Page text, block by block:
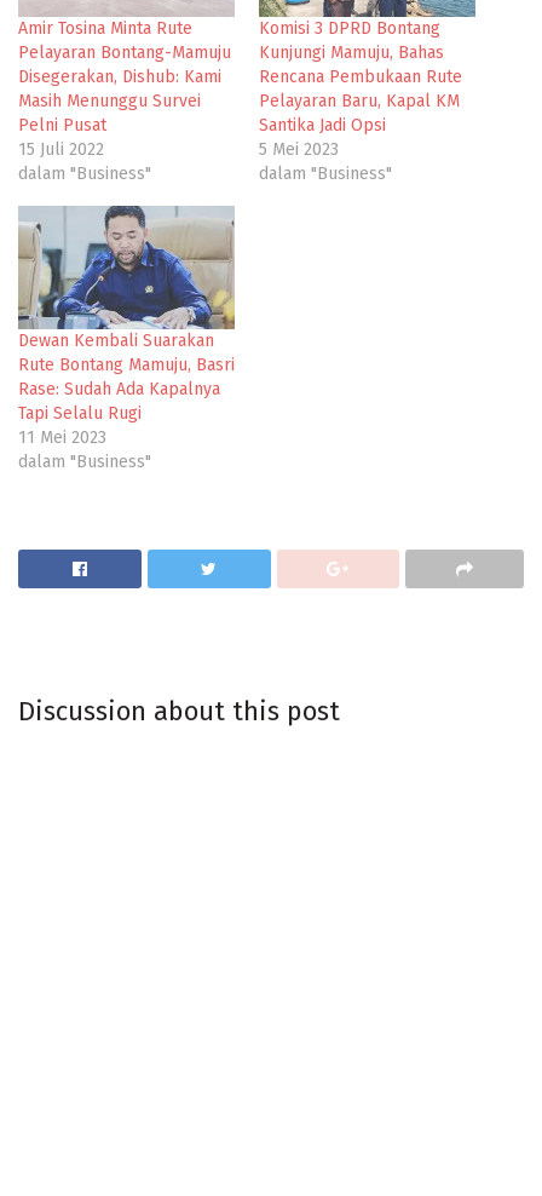
Amir Tosina Minta Rute
Pelayaran Bontang-Mamuju
Disegerakan, Dishub: Kami
Masih Menunggu Survei
Pelni Pusat
15 Juli 2022
dalam "Business"
Komisi 3 DPRD Bontang
Kunjungi Mamuju, Bahas
Rencana Pembukaan Rute
Pelayaran Baru, Kapal KM
Santika Jadi Opsi
5 Mei 2023
dalam "Business"
Dewan Kembali Suarakan
Rute Bontang Mamuju, Basri
Rase: Sudah Ada Kapalnya
Tapi Selalu Rugi
11 Mei 2023
dalam "Business"
Discussion about this post